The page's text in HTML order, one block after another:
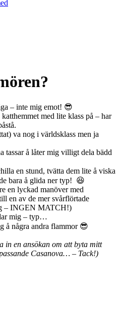
– inte mig emot! 😎
med lite klass på – har
va nog i världsklass men ja
tassar å låter mig villigt dela bädd
en stund, tvätta dem lite å viska
bara å glida ner typ! 😆
en lyckad manöver med
en av de mer svårflörtade
– INGEN MATCH!)
mig – typ…
å några andra flammor 😎
in en ansökan om att byta mitt
Casanova… – Tack!)